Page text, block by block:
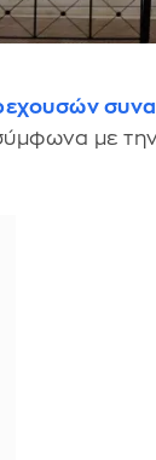
με